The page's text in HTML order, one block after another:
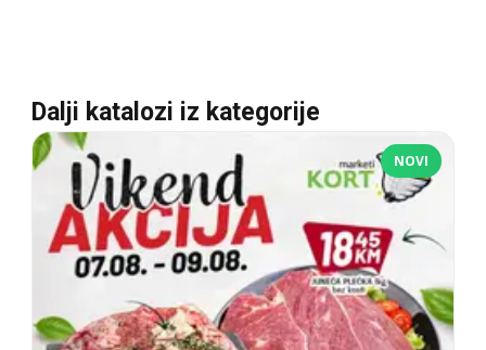
Dalji katalozi iz kategorije
NOVI